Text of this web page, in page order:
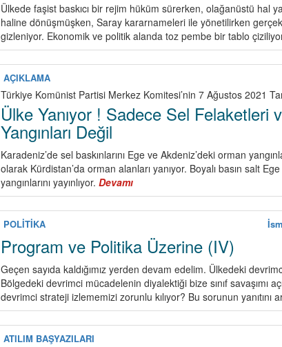
Ülkede faşist baskıcı bir rejim hüküm sürerken, olağanüstü hal
haline dönüşmüşken, Saray kararnameleri ile yönetilirken
gizleniyor. Ekonomik ve politik alanda toz pembe bir tablo
AÇIKLAMA
Türkiye Komünist Partisi Merkez Komitesi’nin 7 Ağustos 2021
Ülke Yanıyor ! Sadece Sel Felaketleri
Yangınları Değil
Karadeniz’de sel baskınlarını Ege ve Akdeniz’deki orman
olarak Kürdistan’da orman alanları yanıyor. Boyalı basın salt
yangınlarını yayınlıyor.Devamı
Ülke
Yanıyor
Sadece
Sel
Felaketleri
ve
Orman
Yangınları
POLİTİKA
Program ve Politika Üzerine (IV)
Geçen sayıda kaldığımız yerden devam edelim. Ülkedeki
Bölgedeki devrimci mücadelenin diyalektiği bize sınıf savaşımı
devrimci strateji izlememizi zorunlu kılıyor? Bu sorunun yanıtını
ATILIM BAŞYAZILARI